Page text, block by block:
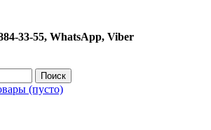
33-55, WhatsApp, Viber
Поиск
(пусто)